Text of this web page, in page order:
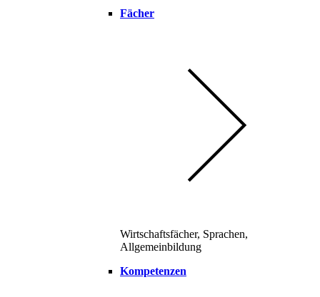
Fächer
Wirtschaftsfächer, Sprachen,
Allgemeinbildung
Kompetenzen